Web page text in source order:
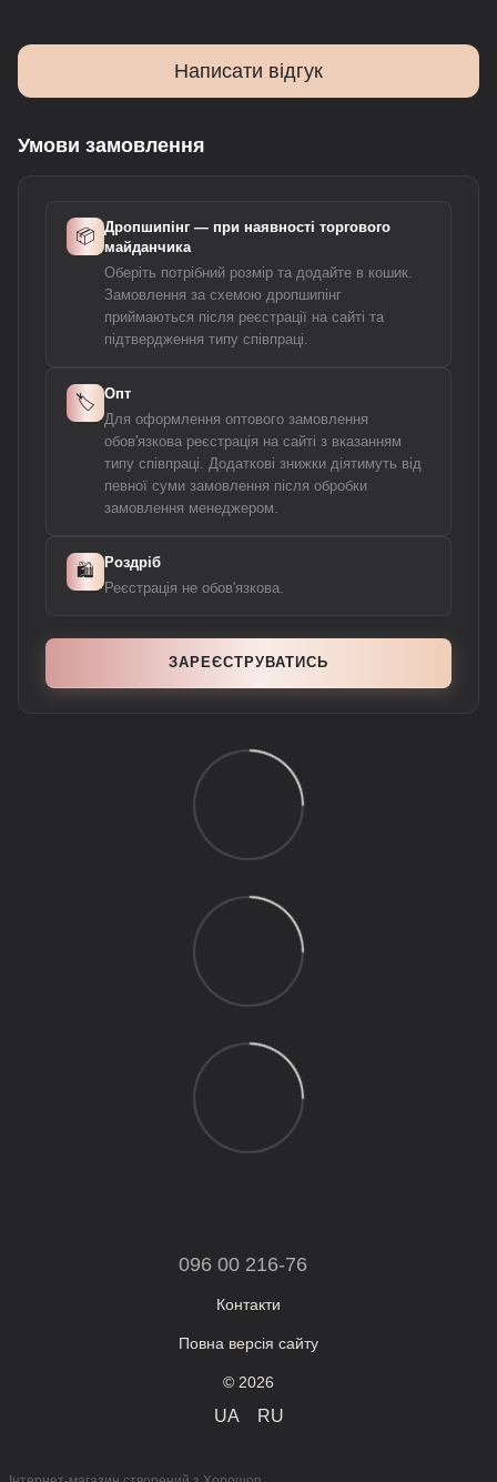
Написати відгук
Умови замовлення
📦 Дропшипінг — при наявності торгового
майданчика
Оберіть потрібний розмір та додайте в кошик.
Замовлення за схемою дропшипінг
приймаються після реєстрації на сайті та
підтвердження типу співпраці.
🏷️ Опт
Для оформлення оптового замовлення
обов'язкова реєстрація на сайті з вказанням
типу співпраці. Додаткові знижки діятимуть від
певної суми замовлення після обробки
замовлення менеджером.
🛍️ Роздріб
Реєстрація не обов'язкова.
ЗАРЕЄСТРУВАТИСЬ
096 00 216-76
Контакти
Повна версія сайту
© 2026
UA RU